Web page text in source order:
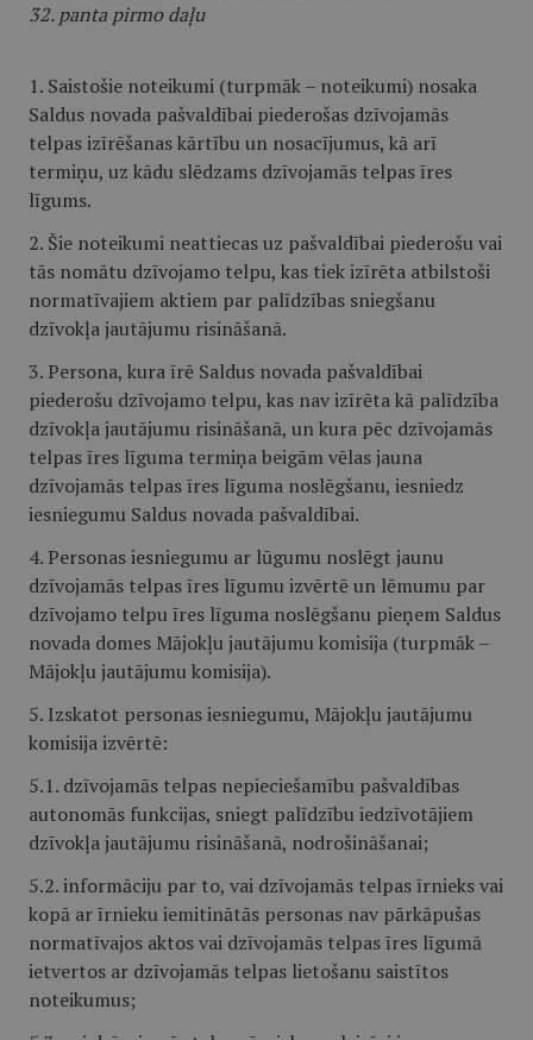
32. panta pirmo daļu
1. Saistošie noteikumi (turpmāk – noteikumi) nosaka
Saldus novada pašvaldībai piederošas dzīvojamās
telpas izīrēšanas kārtību un nosacījumus, kā arī
termiņu, uz kādu slēdzams dzīvojamās telpas īres
līgums.
2. Šie noteikumi neattiecas uz pašvaldībai piederošu vai
tās nomātu dzīvojamo telpu, kas tiek izīrēta atbilstoši
normatīvajiem aktiem par palīdzības sniegšanu
dzīvokļa jautājumu risināšanā.
3. Persona, kura īrē Saldus novada pašvaldībai
piederošu dzīvojamo telpu, kas nav izīrēta kā palīdzība
dzīvokļa jautājumu risināšanā, un kura pēc dzīvojamās
telpas īres līguma termiņa beigām vēlas jauna
dzīvojamās telpas īres līguma noslēgšanu, iesniedz
iesniegumu Saldus novada pašvaldībai.
4. Personas iesniegumu ar lūgumu noslēgt jaunu
dzīvojamās telpas īres līgumu izvērtē un lēmumu par
dzīvojamo telpu īres līguma noslēgšanu pieņem Saldus
novada domes Mājokļu jautājumu komisija (turpmāk –
Mājokļu jautājumu komisija).
5. Izskatot personas iesniegumu, Mājokļu jautājumu
komisija izvērtē:
5.1. dzīvojamās telpas nepieciešamību pašvaldības
autonomās funkcijas, sniegt palīdzību iedzīvotājiem
dzīvokļa jautājumu risināšanā, nodrošināšanai;
5.2. informāciju par to, vai dzīvojamās telpas īrnieks vai
kopā ar īrnieku iemitinātās personas nav pārkāpušas
normatīvajos aktos vai dzīvojamās telpas īres līgumā
ietvertos ar dzīvojamās telpas lietošanu saistītos
noteikumus;